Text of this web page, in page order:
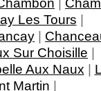
Les Tours |
|
Sur Choisille |
Aux Naux |
Martin |